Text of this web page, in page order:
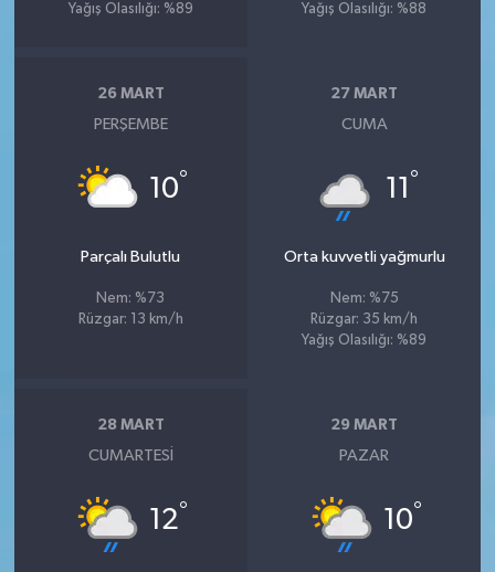
Yağış Olasılığı: %89
Yağış Olasılığı: %88
26 MART
PERŞEMBE
10°
Parçalı Bulutlu
Nem: %73
Rüzgar: 13 km/h
27 MART
CUMA
11 °
Orta kuvvetli yağmurlu
Nem: %75
Rüzgar: 35 km/h
Yağış Olasılığı: %89
28 MART
CUMARTESI
12°
29 MART
PAZAR
10°